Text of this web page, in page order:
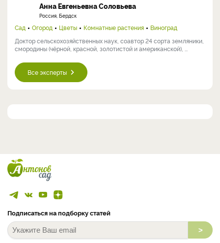
Анна Евгеньевна Соловьева
Россия, Бердск
Сад Огород Цветы Комнатные растения
Виноград
Доктор сельскохозяйственных наук, соавтор 24 сорта земляники,
смородины (чёрной, красной, золотистой и американской), ...
Все эксперты
Подписаться на подборку статей
>